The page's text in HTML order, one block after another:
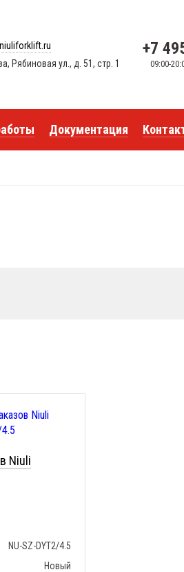
Рябиновая ул., д. 51, стр. 1
+7
09:00-
Документация
Niuli
NU-SZ-DYT2/4.5
Новый